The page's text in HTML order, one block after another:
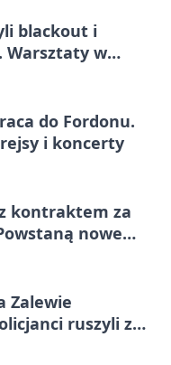
blackout i
Warsztaty w
do Fordonu.
i koncerty
z kontraktem za
nowe
Zalewie
ruszyli z